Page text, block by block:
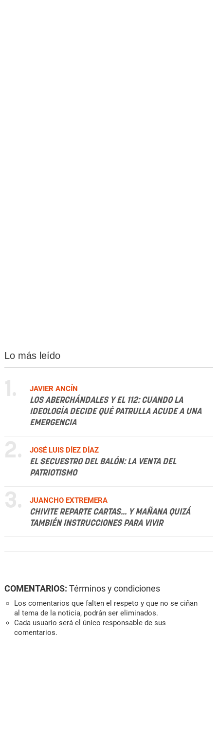
Lo más leído
1.
JAVIER ANCÍN
LOS ABERCHÁNDALES Y EL 112: CUANDO LA
IDEOLOGÍA DECIDE QUÉ PATRULLA ACUDE A UNA
EMERGENCIA
2.
JOSÉ LUIS DÍEZ DÍAZ
EL SECUESTRO DEL BALÓN: LA VENTA DEL
PATRIOTISMO
3.
JUANCHO EXTREMERA
CHIVITE REPARTE CARTAS... Y MAÑANA QUIZÁ
TAMBIÉN INSTRUCCIONES PARA VIVIR
COMENTARIOS: Términos y condiciones
Los comentarios que falten el respeto y que no se ciñan
al tema de la noticia, podrán ser eliminados.
Cada usuario será el único responsable de sus
comentarios.